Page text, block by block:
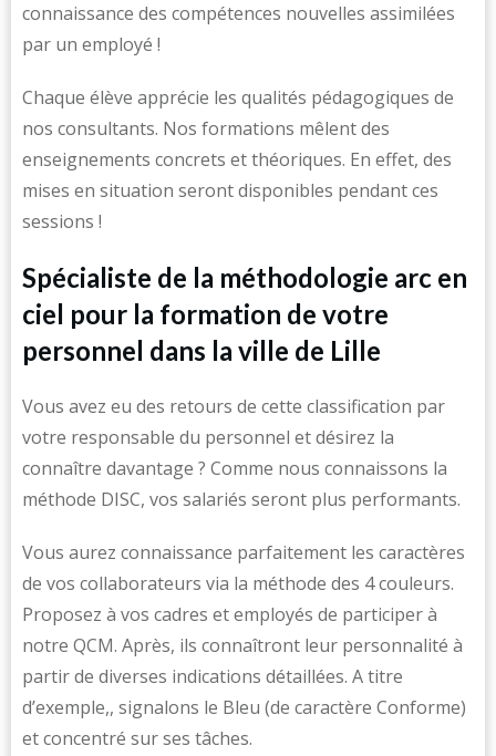
connaissance des compétences nouvelles assimilées
par un employé !
Chaque élève apprécie les qualités pédagogiques de
nos consultants. Nos formations mêlent des
enseignements concrets et théoriques. En effet, des
mises en situation seront disponibles pendant ces
sessions !
Spécialiste de la méthodologie arc en
ciel pour la formation de votre
personnel dans la ville de Lille
Vous avez eu des retours de cette classification par
votre responsable du personnel et désirez la
connaître davantage ? Comme nous connaissons la
méthode DISC, vos salariés seront plus performants.
Vous aurez connaissance parfaitement les caractères
de vos collaborateurs via la méthode des 4 couleurs.
Proposez à vos cadres et employés de participer à
notre QCM. Après, ils connaîtront leur personnalité à
partir de diverses indications détaillées. A titre
d’exemple,, signalons le Bleu (de caractère Conforme)
et concentré sur ses tâches.